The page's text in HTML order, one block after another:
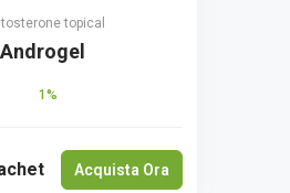
topical
Androgel
1%
Acquista Ora